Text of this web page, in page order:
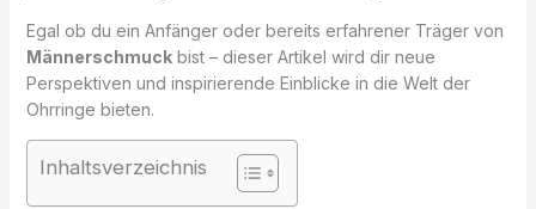
Egal ob du ein Anfänger oder bereits erfahrener Träger von
Männerschmuckbist – dieser Artikel wird dir neue
Perspektiven und inspirierende Einblicke in die Welt der
Ohrringe bieten.
Inhaltsverzeichnis